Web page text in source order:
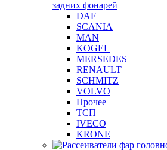
задних фонарей
DAF
SCANIA
MAN
KOGEL
MERSEDES
RENAULT
SCHMITZ
VOLVO
Прочее
ТСП
IVECO
KRONE